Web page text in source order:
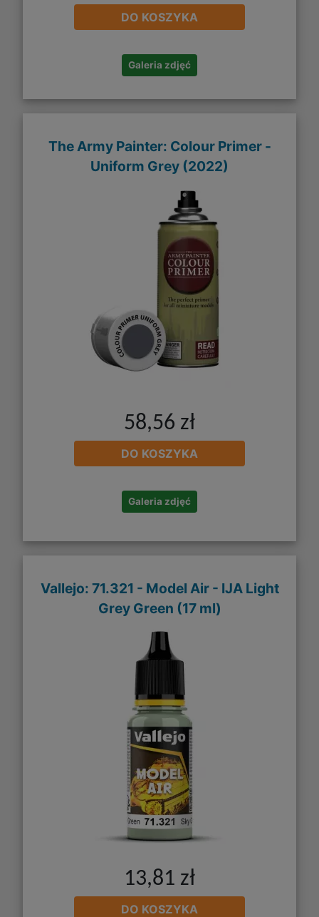
DO KOSZYKA
Galeria zdjęć
The Army Painter: Colour Primer -
Uniform Grey (2022)
58,56 zł
DO KOSZYKA
Galeria zdjęć
Vallejo: 71.321 - Model Air - IJA Light
Grey Green (17 ml)
13,81 zł
DO KOSZYKA